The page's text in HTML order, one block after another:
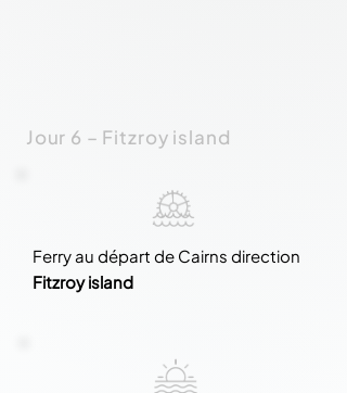
Jour 6 – Fitzroy island
Ferry au départ de Cairns direction
Fitzroy island